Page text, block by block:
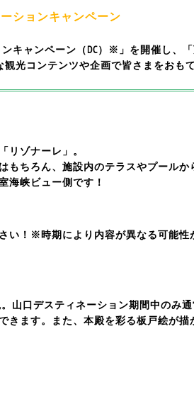
ションキャンペーン
キャンペーン（DC）※」を開催し、
光コンテンツや企画で皆さまをおもて
リゾナーレ」。
ちろん、施設内のテラスやプールか
海峡ビュー側です！
い！※時期により内容が異なる可能性
山口デスティネーション期間中のみ
ます。また、本殿を彩る板戸絵が描